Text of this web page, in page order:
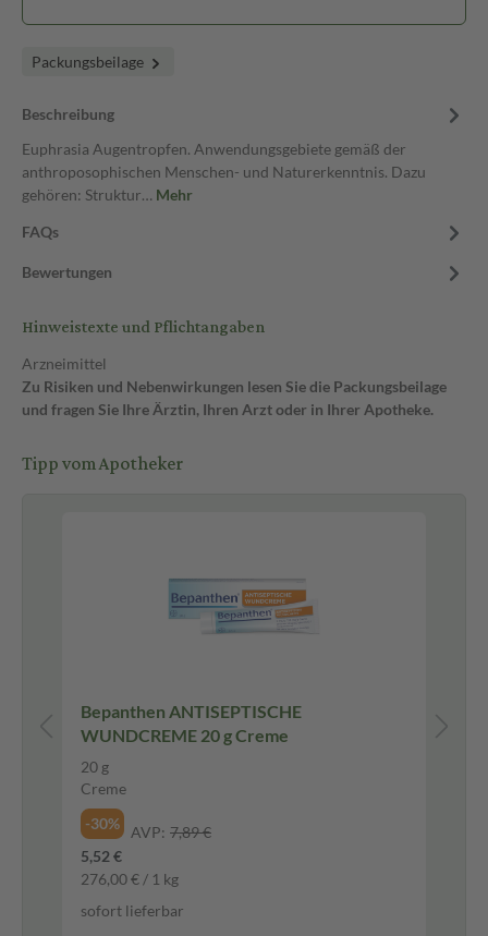
Packungsbeilage
Beschreibung
Euphrasia Augentropfen. Anwendungsgebiete gemäß der
anthroposophischen Menschen- und Naturerkenntnis. Dazu
gehören: Struktur… Mehr
FAQs
Bewertungen
Hinweistexte und Pflichtangaben
Arzneimittel
Zu Risiken und Nebenwirkungen lesen Sie die Packungsbeilage
und fragen Sie Ihre Ärztin, Ihren Arzt oder in Ihrer Apotheke.
Tipp vom Apotheker
Bepanthen ANTISEPTISCHE
WUNDCREME 20 g Creme
20 g
Creme
-30%
AVP: 7,89 €
5,52 €
276,00 € / 1 kg
sofort lieferbar